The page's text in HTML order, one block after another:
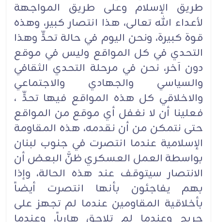
طريق الإسلام وعلى طريق المواجهة
لأعداء الله تعالى، هذا انتصار كبير، وهذه
قوة كبيرة، ونحن اليوم في حالة تحدٍّ وهذا
التحدي في كل المواقع وليس في موقع
دون آخر، نحن في مرحلة التحدي الثقافي
والسياسي والجهادي والاجتماعي
والاخلاقي كل هذه المواقع فيها تحدٍّ ،
فعلينا أن لا نغفل أي موقع من المواقع
حتى نتمكن من أن نقدمه، هذه المقاومة
الإسلامية عندما انتصرت في جنوب لبنان
بواسطة العمل العسكري ظنَّ البعض أن
الانتصار سيتوقف عند هذه الحالة، وإذا
بهم يفاجئون بأنها انتصرت أيضاً
بأخلاقية المقاومين عندما لم تجهز على